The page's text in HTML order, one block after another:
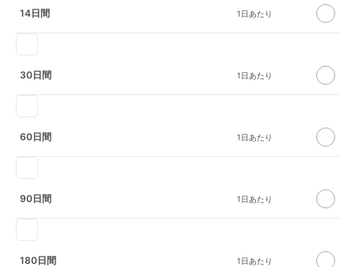
14日間
30日間
60日間
90日間
180日間